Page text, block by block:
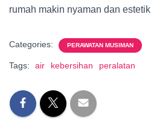
rumah makin nyaman dan
Categories: PERAWATAN MUSIMAN
Tags: air kebersihan peralatan